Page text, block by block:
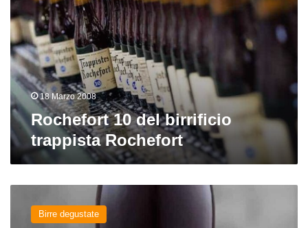
birrificio
trappista
Rochefort
18 Marzo 2008
Rochefort 10 del birrificio
trappista Rochefort
Birre degustate